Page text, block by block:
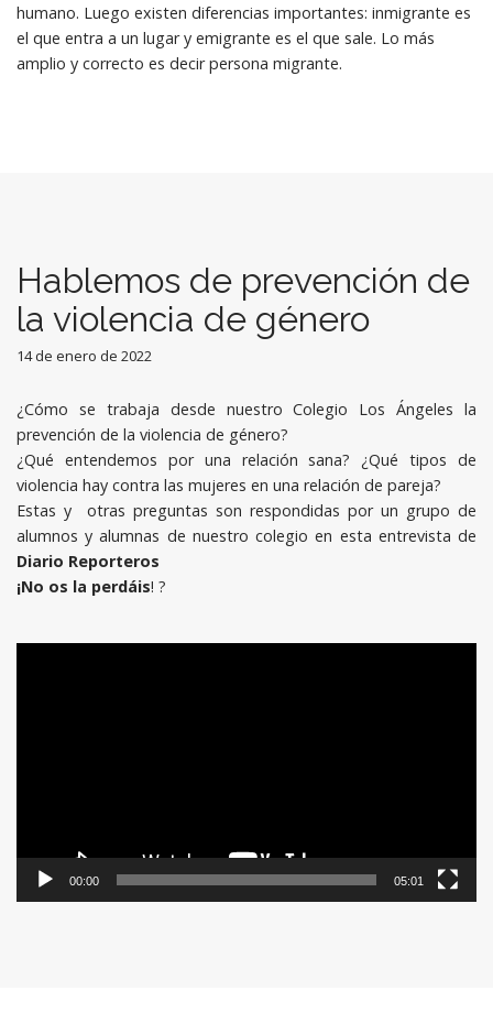
humano. Luego existen diferencias importantes: inmigrante es
el que entra a un lugar y emigrante es el que sale. Lo más
amplio y correcto es decir persona migrante.
Hablemos de prevención de
la violencia de género
14 de enero de 2022
¿Cómo se trabaja desde nuestro Colegio Los Ángeles la
prevención de la violencia de género?
¿Qué entendemos por una relación sana? ¿Qué tipos de
violencia hay contra las mujeres en una relación de pareja?
Estas y otras preguntas son respondidas por un grupo de
alumnos y alumnas de nuestro colegio en esta entrevista de
Diario Reporteros
¡No os la perdáis! ?
00:00 05:01